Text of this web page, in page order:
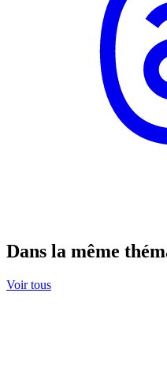
Dans la même
Voir tous